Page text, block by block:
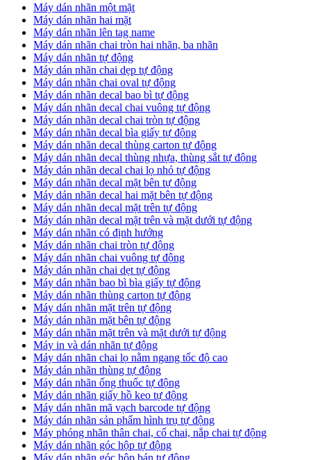
Máy dán nhãn một mặt
Máy dán nhãn hai mặt
Máy dán nhãn lên tag name
Máy dán nhãn chai tròn hai nhãn, ba nhãn
Máy dán nhãn tự động
Máy dán nhãn chai dẹp tự động
Máy dán nhãn chai oval tự động
Máy dán nhãn decal bao bì tự động
Máy dán nhãn decal chai vuông tự động
Máy dán nhãn decal chai tròn tự động
Máy dán nhãn decal bìa giấy tự động
Máy dán nhãn decal thùng carton tự động
Máy dán nhãn decal thùng nhựa, thùng sắt tự động
Máy dán nhãn decal chai lọ nhỏ tự động
Máy dán nhãn decal mặt bên tự động
Máy dán nhãn decal hai mặt bên tự động
Máy dán nhãn decal mặt trên tự động
Máy dán nhãn decal mặt trên và mặt dưới tự động
Máy dán nhãn có định hướng
Máy dán nhãn chai tròn tự động
​Máy dán nhãn chai vuông tự động
​Máy dán nhãn chai dẹt tự động
​Máy dán nhãn bao bì bìa giấy tự động
Máy dán nhãn thùng carton tự động
​Máy dán nhãn mặt trên tự động
​Máy dán nhãn mặt bên tự động
​Máy dán nhãn mặt trên và mặt dưới tự động
Máy in và dán nhãn tự động
Máy dán nhãn chai lọ nằm ngang tốc độ cao
​Máy dán nhãn thùng tự động
Máy dán nhãn ống thuốc tự động
​Máy dán nhãn giấy hồ keo tự động
​Máy dán nhãn mã vạch barcode tự động
​Máy dán nhãn sản phẩm hình trụ tự động
Máy phóng nhãn thân chai, cổ chai, nắp chai tự động
​Máy dán nhãn góc hộp tự động
Máy dán nhãn góc hộp bán tự động